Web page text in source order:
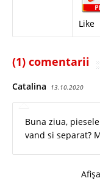
Like
(1) comentarii
Catalina 13.10.2020
Buna ziua,
vand si separat?